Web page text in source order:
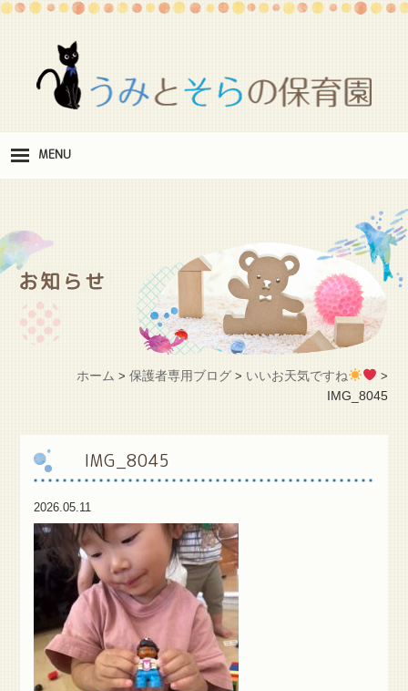
MENU
職
施 設紹介
護者様専用ブログ
お知らせ
ホーム > 保護者専用ブログ> いいお天気ですね >
IMG_8045
IMG_8045
2026.05.11